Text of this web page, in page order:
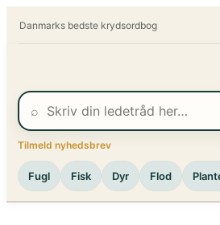
Danmarks bedste krydsordbog
⌕
Tilmeld nyhedsbrev
Fugl Fisk Dyr Flod